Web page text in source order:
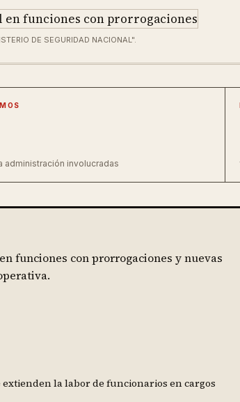
DE SEGURIDAD NACIONAL".
administración involucradas
funciones con prorrogaciones y nuevas
la labor de funcionarios en cargos